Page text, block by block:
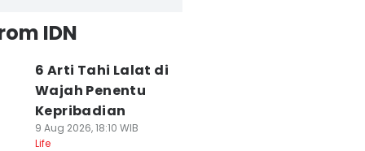
IDN
6 Arti Tahi Lalat di
Wajah Penentu
Kepribadian
9 Aug 2026, 18:10 WIB
Life